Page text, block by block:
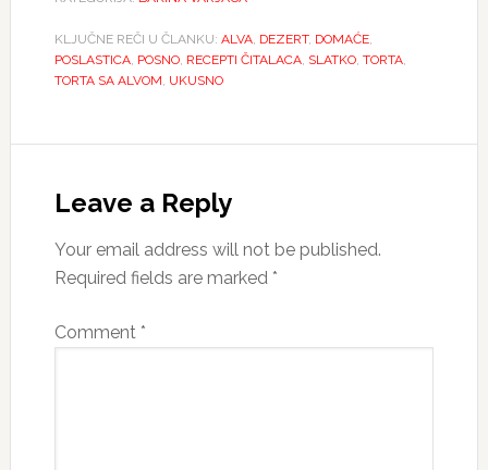
KLJUČNE REČI U ČLANKU: ALVA, DEZERT, DOMAĆE,
POSLASTICA, POSNO, RECEPTI ČITALACA, SLATKO, TORTA,
TORTA SA ALVOM, UKUSNO
Interactions
Leave a Reply
Your email address will not be published.
Required fields are marked *
Comment *